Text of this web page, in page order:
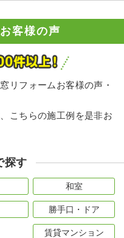
客様の声
リフォームお客様の声・
こちらの施工例を是非お
探す
和室
勝手口・ドア
賃貸マンション